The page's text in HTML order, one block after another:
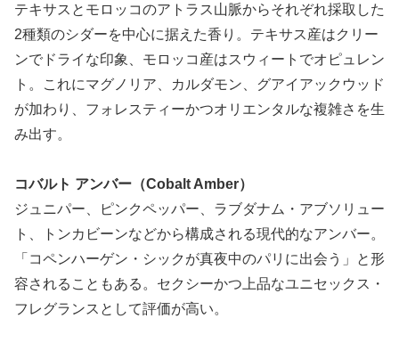
テキサスとモロッコのアトラス山脈からそれぞれ採取した
2種類のシダーを中心に据えた香り。テキサス産はクリー
ンでドライな印象、モロッコ産はスウィートでオピュレン
ト。これにマグノリア、カルダモン、グアイアックウッド
が加わり、フォレスティーかつオリエンタルな複雑さを生
み出す。
コバルト アンバー（Cobalt Amber）
ジュニパー、ピンクペッパー、ラブダナム・アブソリュー
ト、トンカビーンなどから構成される現代的なアンバー。
「コペンハーゲン・シックが真夜中のパリに出会う」と形
容されることもある。セクシーかつ上品なユニセックス・
フレグランスとして評価が高い。